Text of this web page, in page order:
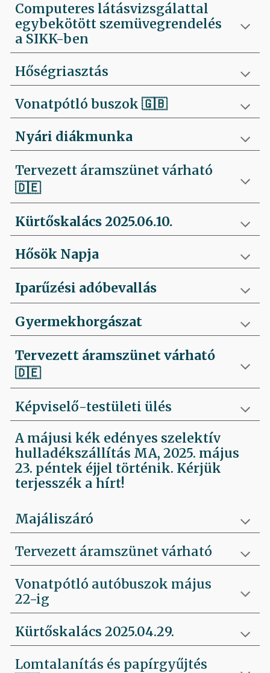
Computeres látásvizsgálattal
egybekötött szemüvegrendelés
a SIKK-ben
Hőségriasztás
Vonatpótló buszok 🇬🇧
Nyári diákmunka
Tervezett áramszünet várható
🇩🇪
Kürtőskalács 2025.06.10.
Hősök Napja
Iparűzési adóbevallás
Gyermekhorgászat
Tervezett áramszünet várható
🇩🇪
Képviselő-testületi ülés
A májusi kék edényes szelektív
hulladékszállítás MA, 2025. május
23. péntek éjjel történik. Kérjük
terjesszék a hírt!
Majáliszáró
Tervezett áramszünet várható
Vonatpótló autóbuszok május
22-ig
Kürtőskalács 2025.04.29.
Lomtalanítás és papírgyűjtés